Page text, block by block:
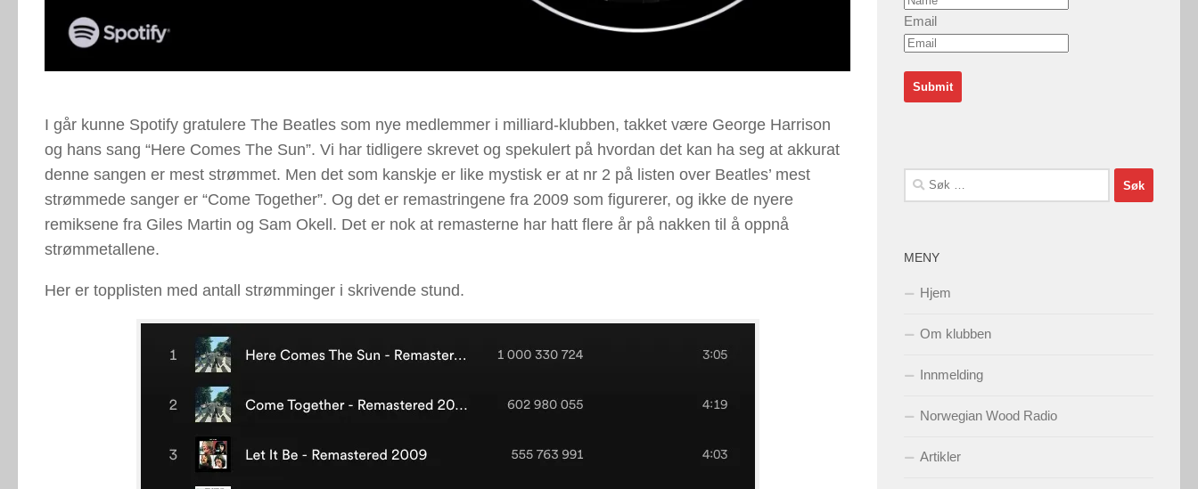
I går kunne Spotify gratulere The Beatles som nye medlemmer i milliard-klubben, takket være George Harrison
og hans sang “Here Comes The Sun”. Vi har tidligere skrevet og spekulert på hvordan det kan ha seg at akkurat
denne sangen er mest strømmet. Men det som kanskje er like mystisk er at nr 2 på listen over Beatles’ mest
strømmede sanger er “Come Together”. Og det er remastringene fra 2009 som figurerer, og ikke de nyere
remiksene fra Giles Martin og Sam Okell. Det er nok at remasterne har hatt flere år på nakken til å oppnå
strømmetallene.
Her er topplisten med antall strømminger i skrivende stund.
Email
Søk
etter:
MENY
Hjem
Om klubben
Innmelding
Norwegian Wood Radio
Artikler